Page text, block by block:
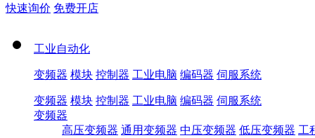
快速询价 免费开店
工业自动化
变频器 模块 控制器 工业电脑 编码器 伺服系统
变频器 模块 控制器 工业电脑 编码器 伺服系统
变频器
高压变频器 通用变频器 中压变频器 低压变频器 工